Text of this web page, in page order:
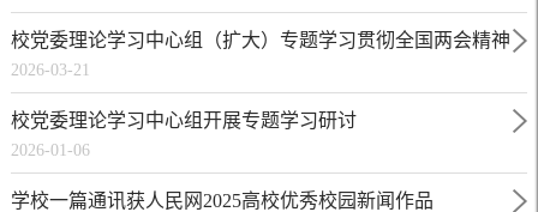
校党委理论学习中心组（扩大）专题学习贯彻全国两会精神
2026-03-21
校党委理论学习中心组开展专题学习研讨
2026-01-06
学校一篇通讯获人民网2025高校优秀校园新闻作品